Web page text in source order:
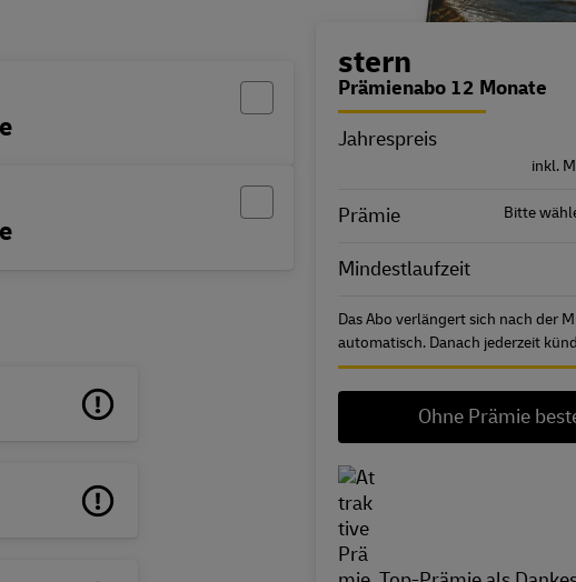
stern
Prämienabo 12 Monate
Eigenschaft
Jahrespreis
inkl.
Prämie Bitte
Mindestlaufzeit
Das Abo verlängert sich nach der
automatisch. Danach jederzeit
Ohne Prämie